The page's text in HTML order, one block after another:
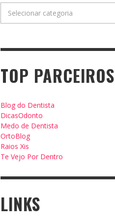
TOP PARCEIROS
Blog do Dentista
DicasOdonto
Medo de Dentista
OrtoBlog
Raios Xis
Te Vejo Por Dentro
LINKS